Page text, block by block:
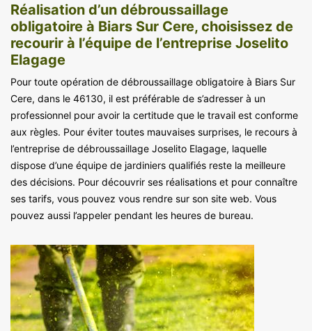
Réalisation d’un débroussaillage
obligatoire à Biars Sur Cere, choisissez de
recourir à l’équipe de l’entreprise Joselito
Elagage
Pour toute opération de débroussaillage obligatoire à Biars Sur
Cere, dans le 46130, il est préférable de s’adresser à un
professionnel pour avoir la certitude que le travail est conforme
aux règles. Pour éviter toutes mauvaises surprises, le recours à
l’entreprise de débroussaillage Joselito Elagage, laquelle
dispose d’une équipe de jardiniers qualifiés reste la meilleure
des décisions. Pour découvrir ses réalisations et pour connaître
ses tarifs, vous pouvez vous rendre sur son site web. Vous
pouvez aussi l’appeler pendant les heures de bureau.